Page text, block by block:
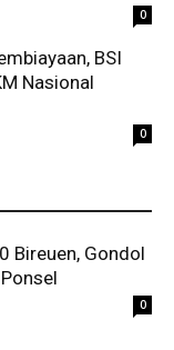
0
BSI
Nasional
0
Bireuen, Gondol
0